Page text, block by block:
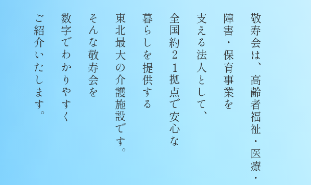
敬寿会は、高齢者福祉・医療・
障害・保育事業を
支える法人として、
全国約21拠点で安心な
暮らしを提供する
東北最大の介護施設です。
そんな敬寿会を
数字でわかりやすく
ご紹介いたします。